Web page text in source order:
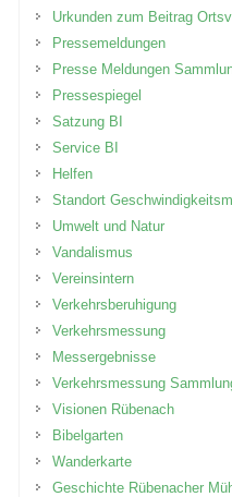
Urkunden zum Beitrag
Pressemeldungen
Presse Meldungen
Pressespiegel
Satzung BI
Service BI
Helfen
Standort
Umwelt und Natur
Vandalismus
Vereinsintern
Verkehrsberuhigung
Verkehrsmessung
Messergebnisse
Verkehrsmessung
Visionen Rübenach
Bibelgarten
Wanderkarte
Geschichte Rübenacher